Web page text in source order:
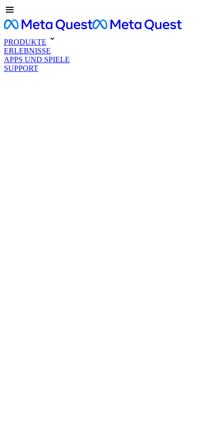
PRODUKTE
ERLEBNISSE
APPS UND SPIELE
SUPPORT